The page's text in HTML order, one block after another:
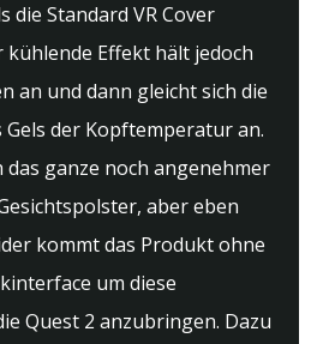
die Standard VR Cover
kühlende Effekt hält jedoch
an und dann gleicht sich die
der Kopftemperatur an.
ganze noch angenehmer
aber eben
kommt das Produkt ohne
um diese
Quest 2 anzubringen. Dazu